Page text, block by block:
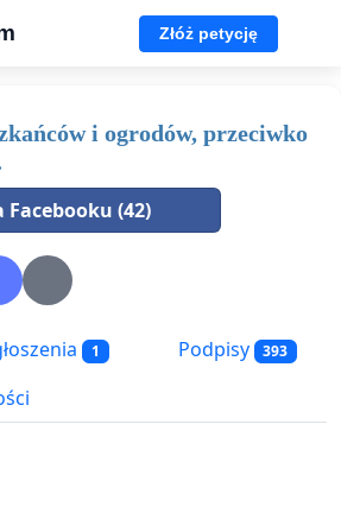
Złóż petycję
i ogrodów, przeciwko
Facebooku (42)
1 Podpisy 393